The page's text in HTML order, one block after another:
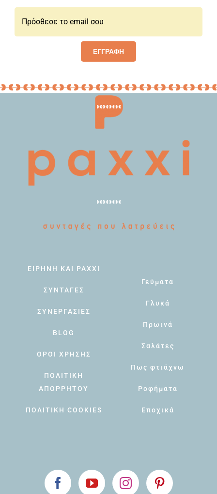
ΕΓΓΡΑΦΗ
ΕΙΡΗΝΗ ΚΑΙ PAXXI
ΣΥΝΤΑΓΕΣ
ΣΥΝΕΡΓΑΣΙΕΣ
BLOG
ΟΡΟΙ ΧΡΗΣΗΣ
ΠΟΛΙΤΙΚΗ
ΑΠΟΡΡΗΤΟΥ
ΠΟΛΙΤΙΚΗ COOKIES
Γεύματα
Γλυκά
Πρωινά
Σαλάτες
Πως φτιάχνω
Ροφήματα
Εποχικά